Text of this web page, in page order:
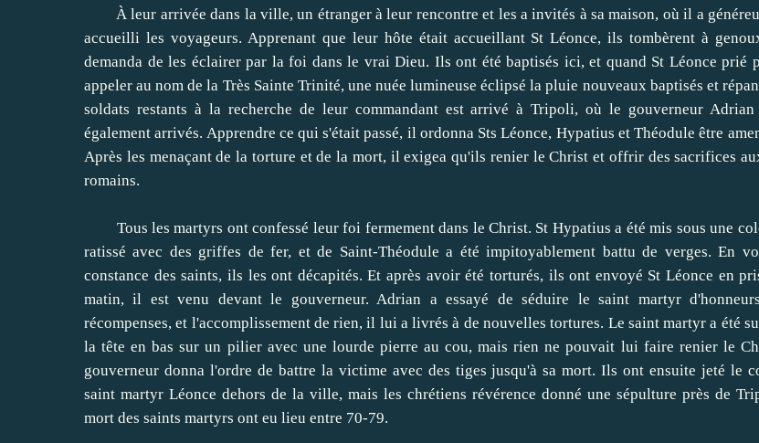
À leur arrivée dans la ville, un étranger à leur rencontre et les a invités à sa maison, où il a
accueilli les voyageurs. Apprenant que leur hôte était accueillant St Léonce, ils tombèrent à
demanda de les éclairer par la foi dans le vrai Dieu. Ils ont été baptisés ici, et quand St Léonce prié
appeler au nom de la Très Sainte Trinité, une nuée lumineuse éclipsé la pluie nouveaux baptisés et
soldats restants à la recherche de leur commandant est arrivé à Tripoli, où le gouverneur Adrian
également arrivés. Apprendre ce qui s'était passé, il ordonna Sts Léonce, Hypatius et Théodule être
Après les menaçant de la torture et de la mort, il exigea qu'ils renier le Christ et offrir des sacrifices
romains.
Tous les martyrs ont confessé leur foi fermement dans le Christ. St Hypatius a été mis sous une
ratissé avec des griffes de fer, et de Saint-Théodule a été impitoyablement battu de verges. En
constance des saints, ils les ont décapités. Et après avoir été torturés, ils ont envoyé St Léonce en
matin, il est venu devant le gouverneur. Adrian a essayé de séduire le saint martyr
récompenses, et l'accomplissement de rien, il lui a livrés à de nouvelles tortures. Le saint martyr a été
la tête en bas sur un pilier avec une lourde pierre au cou, mais rien ne pouvait lui faire renier le
gouverneur donna l'ordre de battre la victime avec des tiges jusqu'à sa mort. Ils ont ensuite jeté le
saint martyr Léonce dehors de la ville, mais les chrétiens révérence donné une sépulture près de
mort des saints martyrs ont eu lieu entre 70-79.